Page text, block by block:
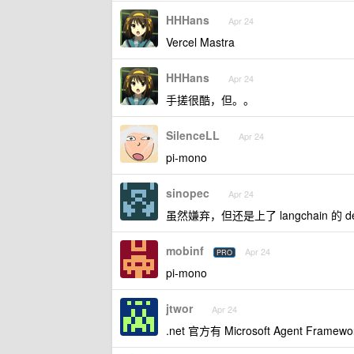
HHHans Apr 24
Vercel Mastra
HHHans Apr 24
手搓很酷，但。。
SilenceLL Apr 24
pi-mono
sinopec Apr 24
虽然嫌弃，但还是上了 langchain 的
mobinf PRO Apr 24
pi-mono
jtwor Apr 24
.net 官方有 Microsoft Agent